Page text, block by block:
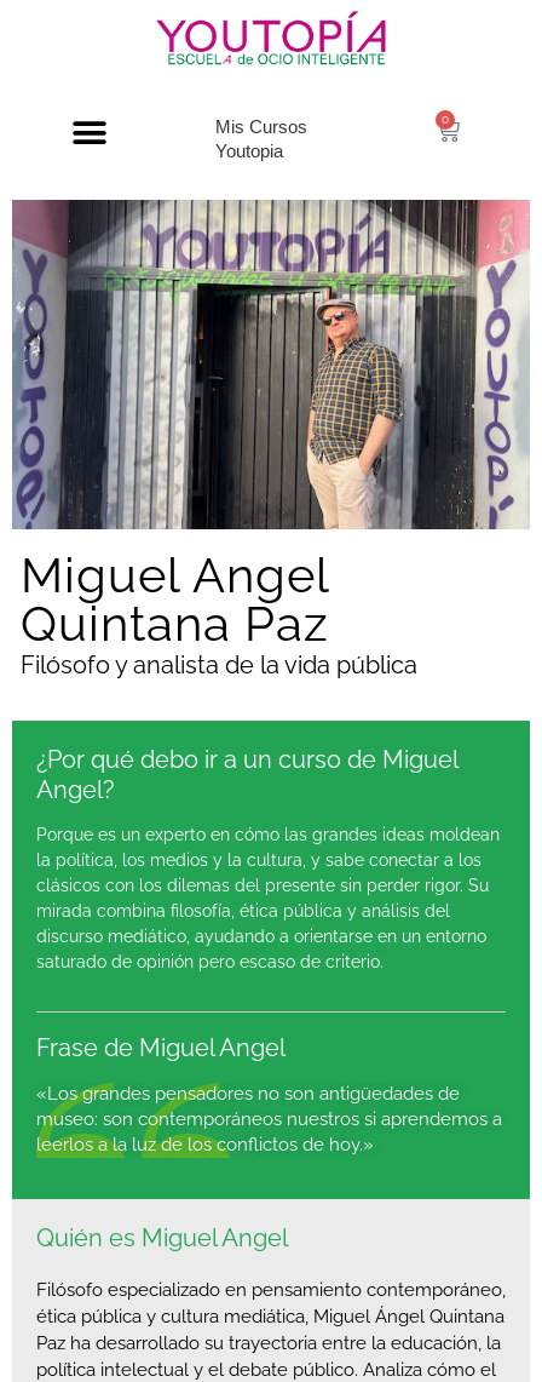
Mis Cursos
Youtopia
0
Miguel Angel
Quintana Paz
Filósofo y analista de la vida pública
¿Por qué debo ir a un curso de Miguel
Angel?
Porque es un experto en cómo las grandes ideas moldean
la política, los medios y la cultura, y sabe conectar a los
clásicos con los dilemas del presente sin perder rigor. Su
mirada combina filosofía, ética pública y análisis del
discurso mediático, ayudando a orientarse en un entorno
saturado de opinión pero escaso de criterio.
Frase de Miguel Angel
«Los grandes pensadores no son antigüedades de
museo: son contemporáneos nuestros si aprendemos a
leerlos a la luz de los conflictos de hoy.»
Quién es Miguel Angel
Filósofo especializado en pensamiento contemporáneo,
ética pública y cultura mediática, Miguel Ángel Quintana
Paz ha desarrollado su trayectoria entre la educación, la
política intelectual y el debate público. Analiza cómo el